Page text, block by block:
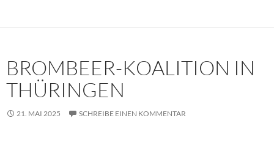
BROMBEER-KOALITION IN
THÜRINGEN
21. MAI 2025 SCHREIBE EINEN KOMMENTAR